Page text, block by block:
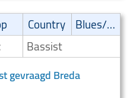
Country
Blues/Swing
Bassist
gevraagd Breda